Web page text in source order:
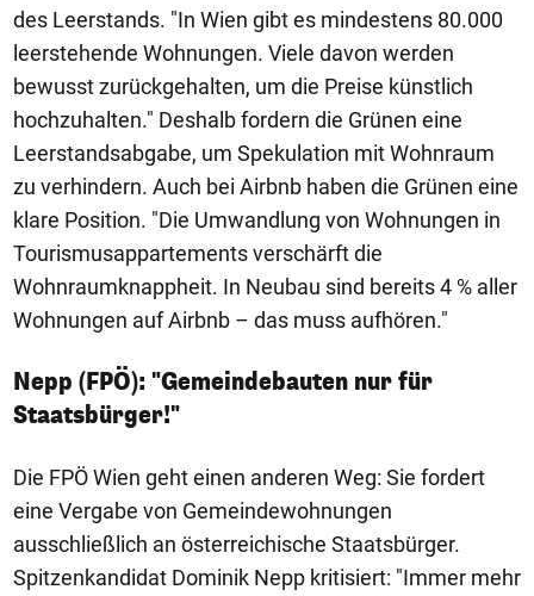
des Leerstands. "In Wien gibt es mindestens 80.000
leerstehende Wohnungen. Viele davon werden
bewusst zurückgehalten, um die Preise künstlich
hochzuhalten." Deshalb fordern die Grünen eine
Leerstandsabgabe, um Spekulation mit Wohnraum
zu verhindern. Auch bei Airbnb haben die Grünen eine
klare Position. "Die Umwandlung von Wohnungen in
Tourismusappartements verschärft die
Wohnraumknappheit. In Neubau sind bereits 4 % aller
Wohnungen auf Airbnb – das muss aufhören."
Nepp (FPÖ): "Gemeindebauten nur für
Staatsbürger!"
Die FPÖ Wien geht einen anderen Weg: Sie fordert
eine Vergabe von Gemeindewohnungen
ausschließlich an österreichische Staatsbürger.
Spitzenkandidat Dominik Nepp kritisiert: "Immer mehr